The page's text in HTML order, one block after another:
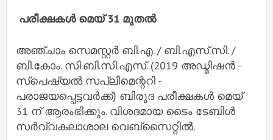
പരീക്ഷകൾ മെയ് 31 മുതൽ
അഞ്ചാം സെമസ്റ്റർ ബി.എ. / ബി.എസ്.സി. /
ബി.കോം. സി.ബി.സി.എസ്. (2019 അഡ്മിഷൻ -
സ്‌പെഷ്യൽ സപ്ലിമെന്ററി -
പരാജയപ്പെട്ടവർക്ക്) ബിരുദ പരീക്ഷകൾ മെയ്
31 ന് ആരംഭിക്കും. വിശദമായ ടൈം ടേബിൾ
സർവ്വകലാശാല വെബ്‌സൈറ്റിൽ.